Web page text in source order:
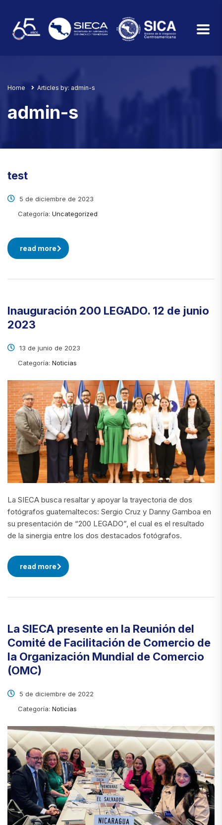
Home Articles by: admin-s
admin-s
test
5 de diciembre de 2023
Categoría: Uncategorized
read more
Inauguración 200 LEGADO. 12 de junio
2023
13 de junio de 2023
Categoría: Noticias
La SIECA busca resaltar y apoyar la trayectoria de dos
fotógrafos guatemaltecos: Sergio Cruz y Danny Gamboa en
su presentación de “200 LEGADO”, el cual es el resultado
de la sinergia entre los dos destacados fotógrafos.
read more
La SIECA presente en la Reunión del
Comité de Facilitación de Comercio de
la Organización Mundial de Comercio
(OMC)
5 de diciembre de 2022
Categoría: Noticias